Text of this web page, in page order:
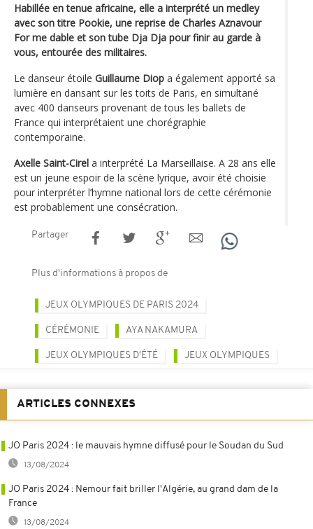
Habillée en tenue africaine, elle a interprété un medley
avec son titre Pookie, une reprise de Charles Aznavour
For me dable et son tube Dja Dja pour finir au garde à
vous, entourée des militaires.
Le danseur étoile Guillaume Diop a également apporté sa
lumière en dansant sur les toits de Paris, en simultané
avec 400 danseurs provenant de tous les ballets de
France qui interprétaient une chorégraphie
contemporaine.
Axelle Saint-Cirel a interprété La Marseillaise. A 28 ans elle
est un jeune espoir de la scène lyrique, avoir été choisie
pour interpréter l’hymne national lors de cette cérémonie
est probablement une consécration.
Partager
Plus d'informations à propos de
JEUX OLYMPIQUES DE PARIS 2024
CÉRÉMONIE AYA NAKAMURA
JEUX OLYMPIQUES D'ÉTÉ JEUX OLYMPIQUES
ARTICLES CONNEXES
JO Paris 2024 : le mauvais hymne diffusé pour le Soudan du Sud
13/08/2024
JO Paris 2024 : Nemour fait briller l'Algérie, au grand dam de la
France
13/08/2024